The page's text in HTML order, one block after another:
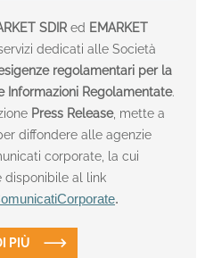
SDIR ed EMARKET
dedicati alle Società
regolamentari per la
Informazioni Regolamentate.
Press Release, mette a
diffondere alle agenzie
corporate, la cui
disponibile al link
.
PIÙ